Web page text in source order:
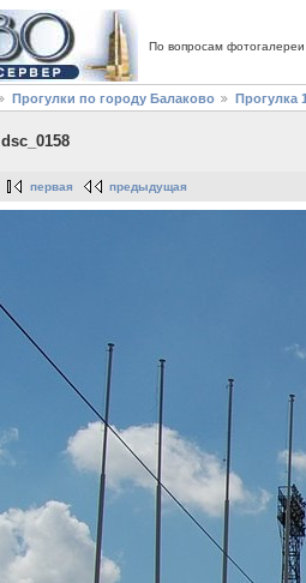
По вопросам
Прогулки по городу Балаково Прогулка
dsc_0158
первая предыдущая